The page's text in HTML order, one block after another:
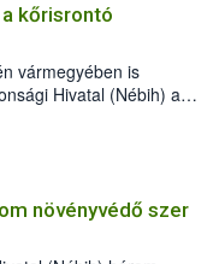
kőrisrontó
vármegyében is
Hivatal (Nébih) a
jelenlétét. A
meg, de már fertőzött
a szlovák
megállítása érdekében.
növényvédő szer